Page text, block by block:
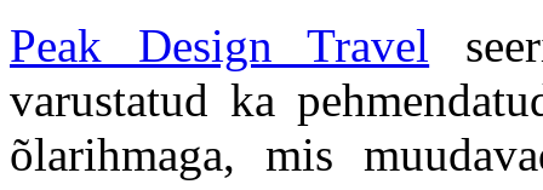
Peak Design Travel
varustatud ka
õlarihmaga, mis